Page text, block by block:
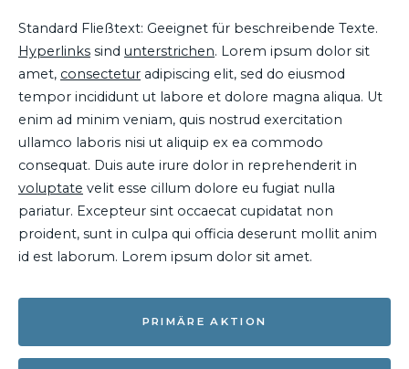
Standard Fließtext: Geeignet für beschreibende Texte.
Hyperlinks sind unterstrichen. Lorem ipsum dolor sit
amet, consectetur adipiscing elit, sed do eiusmod
tempor incididunt ut labore et dolore magna aliqua. Ut
enim ad minim veniam, quis nostrud exercitation
ullamco laboris nisi ut aliquip ex ea commodo
consequat. Duis aute irure dolor in reprehenderit in
voluptate velit esse cillum dolore eu fugiat nulla
pariatur. Excepteur sint occaecat cupidatat non
proident, sunt in culpa qui officia deserunt mollit anim
id est laborum. Lorem ipsum dolor sit amet.
PRIMÄRE AKTION